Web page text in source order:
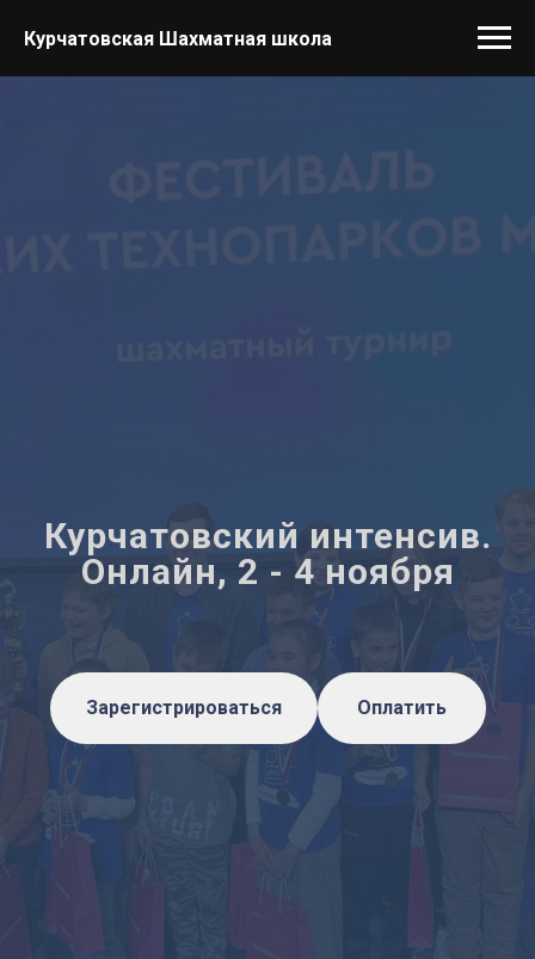
Курчатовская Шахматная школа
Курчатовский интенсив.
Онлайн, 2 - 4 ноября
Зарегистрироваться Оплатить